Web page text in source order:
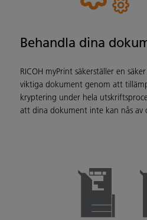
Behandla dina
RICOH myPrint säkerställer en
viktiga dokument genom att
kryptering under hela
att dina dokument inte kan nås av